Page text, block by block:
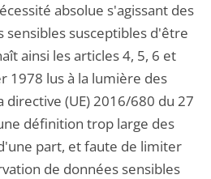
absolue s'agissant des
sensibles susceptibles d'être
ainsi les articles 4, 5, 6 et
1978 lus à la lumière des
directive (UE) 2016/680 du 27
définition trop large des
part, et faute de limiter
de données sensibles